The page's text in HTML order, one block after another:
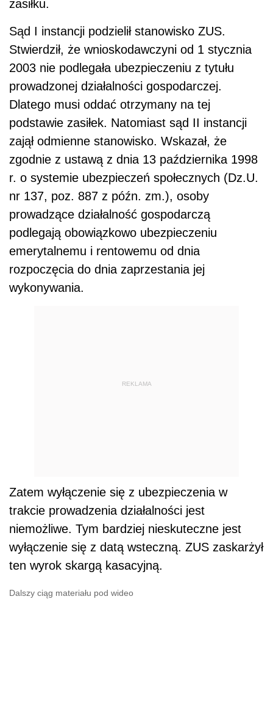
zasiłku.
Sąd I instancji podzielił stanowisko ZUS.
Stwierdził, że wnioskodawczyni od 1 stycznia
2003 nie podlegała ubezpieczeniu z tytułu
prowadzonej działalności gospodarczej.
Dlatego musi oddać otrzymany na tej
podstawie zasiłek. Natomiast sąd II instancji
zajął odmienne stanowisko. Wskazał, że
zgodnie z ustawą z dnia 13 października 1998
r. o systemie ubezpieczeń społecznych (Dz.U.
nr 137, poz. 887 z późn. zm.), osoby
prowadzące działalność gospodarczą
podlegają obowiązkowo ubezpieczeniu
emerytalnemu i rentowemu od dnia
rozpoczęcia do dnia zaprzestania jej
wykonywania.
REKLAMA
Zatem wyłączenie się z ubezpieczenia w
trakcie prowadzenia działalności jest
niemożliwe. Tym bardziej nieskuteczne jest
wyłączenie się z datą wsteczną. ZUS zaskarżył
ten wyrok skargą kasacyjną.
Dalszy ciąg materiału pod wideo